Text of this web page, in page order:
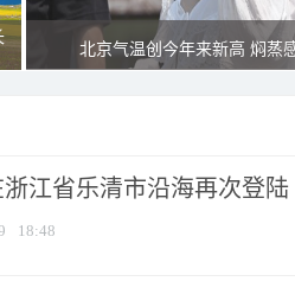
北京气温创今年来新高 焖蒸
浙江省乐清市沿海再次登陆
18:48